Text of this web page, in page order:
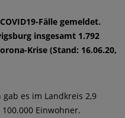
Fälle gemeldet.
insgesamt 1.792
Krise (Stand: 16.06.20,
es im Landkreis 2,9
Einwohner.